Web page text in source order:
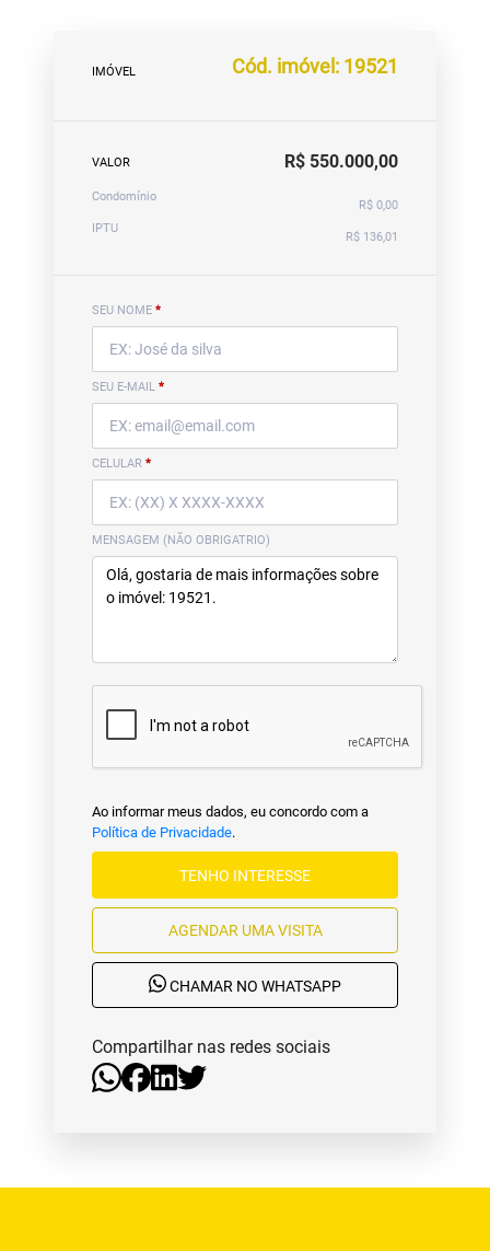
IMÓVEL Cód. imóvel: 19521
VALOR R$ 550.000,00
Condomínio
R$ 0,00
IPTU
R$ 136,01
SEU NOME *
SEU E-MAIL *
CELULAR *
MENSAGEM (NÃO OBRIGATRIO)
Ao informar meus dados, eu concordo com a
Política de Privacidade.
TENHO INTERESSE
AGENDAR UMA VISITA
CHAMAR NO WHATSAPP
Compartilhar nas redes sociais